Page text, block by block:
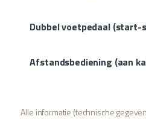
Dubbel voetpedaal
Afstandsbediening (aan
Alle informatie (technische